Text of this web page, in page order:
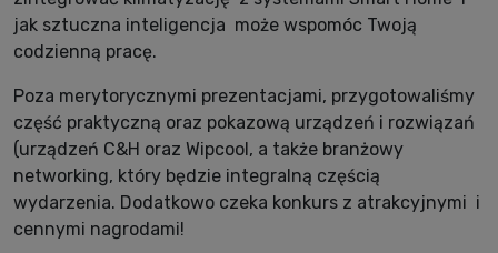
jak sztuczna inteligencja może wspomóc Twoją
codzienną pracę.
Poza merytorycznymi prezentacjami, przygotowaliśmy
część praktyczną oraz pokazową urządzeń i rozwiązań
(urządzeń C&H oraz Wipcool, a także branżowy
networking, który będzie integralną częścią
wydarzenia. Dodatkowo czeka konkurs z atrakcyjnymi i
cennymi nagrodami!